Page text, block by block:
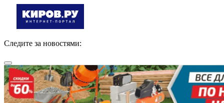
Следите за новостями: